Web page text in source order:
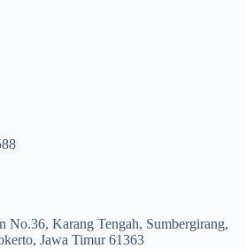
No.36, Karang Tengah, Sumbergirang,
Jawa Timur 61363